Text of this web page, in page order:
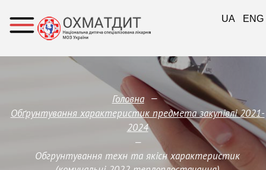
Головна —
Обґрунтування характеристик предмета закупівлi 2021-
2024
—
Обгрунтування техн та якісн характеристик
UA ENG